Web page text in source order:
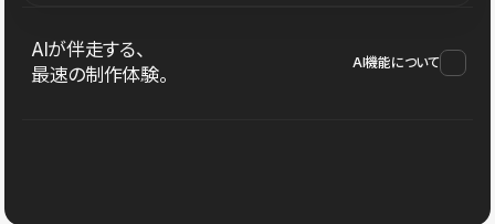
AIが伴走する、
最速の制作体験。
AI機能について